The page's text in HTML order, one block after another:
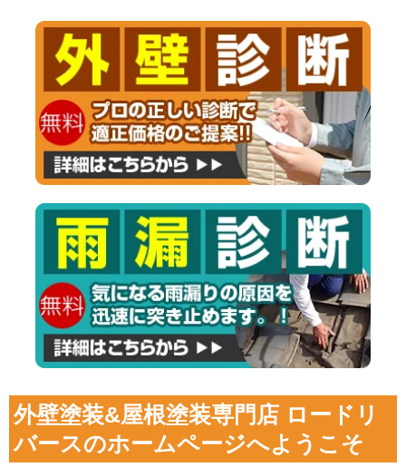
外壁塗装&屋根塗装専門店 ロードリ
バースのホームページへようこそ